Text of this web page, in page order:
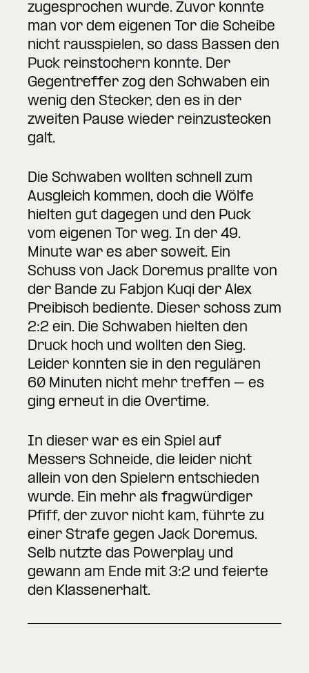
zugesprochen wurde. Zuvor konnte
man vor dem eigenen Tor die Scheibe
nicht rausspielen, so dass Bassen den
Puck reinstochern konnte. Der
Gegentreffer zog den Schwaben ein
wenig den Stecker, den es in der
zweiten Pause wieder reinzustecken
galt.
Die Schwaben wollten schnell zum
Ausgleich kommen, doch die Wölfe
hielten gut dagegen und den Puck
vom eigenen Tor weg. In der 49.
Minute war es aber soweit. Ein
Schuss von Jack Doremus prallte von
der Bande zu Fabjon Kuqi der Alex
Preibisch bediente. Dieser schoss zum
2:2 ein. Die Schwaben hielten den
Druck hoch und wollten den Sieg.
Leider konnten sie in den regulären
60 Minuten nicht mehr treffen – es
ging erneut in die Overtime.
In dieser war es ein Spiel auf
Messers Schneide, die leider nicht
allein von den Spielern entschieden
wurde. Ein mehr als fragwürdiger
Pfiff, der zuvor nicht kam, führte zu
einer Strafe gegen Jack Doremus.
Selb nutzte das Powerplay und
gewann am Ende mit 3:2 und feierte
den Klassenerhalt.